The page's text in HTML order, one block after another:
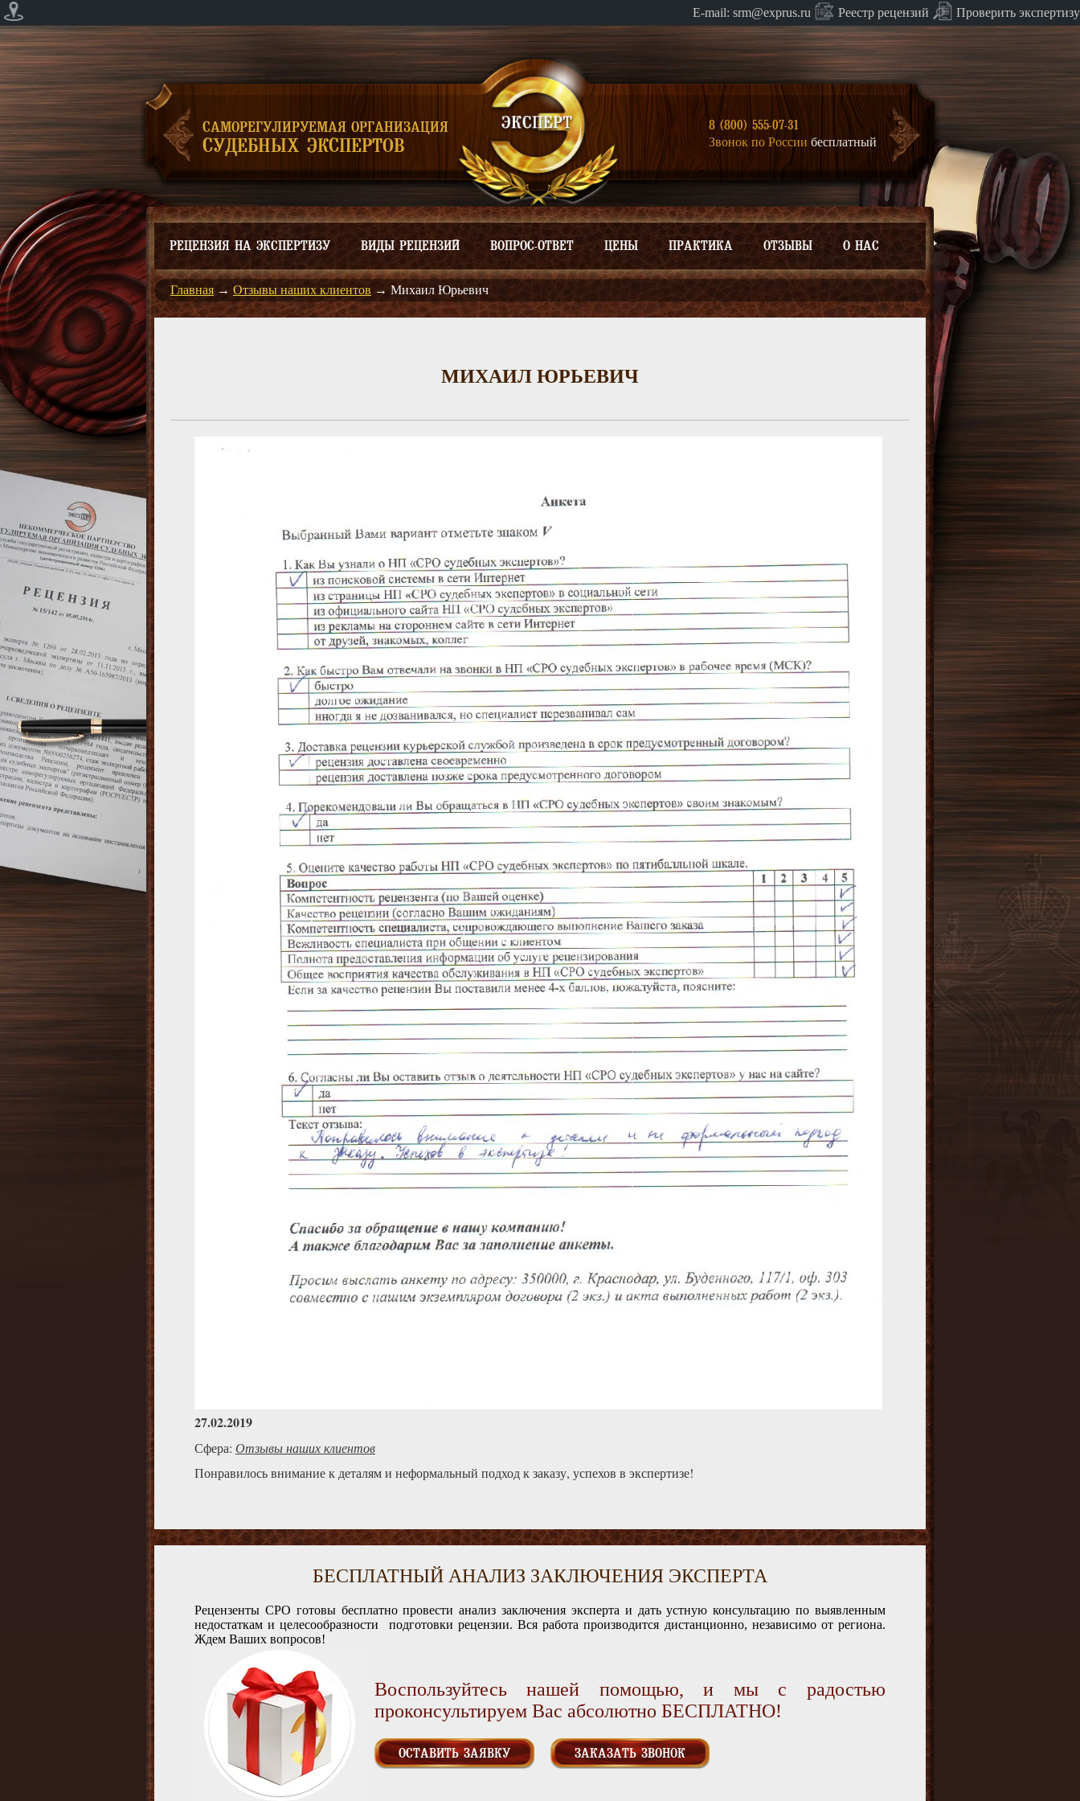
E-mail: srm@exprus.ru Реестр рецензий Проверить экспертизу
САМОРЕГУЛИРУЕМАЯ ОРГАНИЗАЦИЯ
СУДЕБНЫХ ЭКСПЕРТОВ
8 (800) 555-07-31
Звонок по России бесплатный
РЕЦЕНЗИЯ НА ЭКСПЕРТИЗУ ВИДЫ РЕЦЕНЗИЙ ВОПРОС-ОТВЕТ ЦЕНЫ ПРАКТИКА ОТЗЫВЫ О НАС
Главная → Отзывы наших клиентов → Михаил Юрьевич
МИХАИЛ ЮРЬЕВИЧ
27.02.2019
Сфера: Отзывы наших клиентов
Понравилось внимание к деталям и неформальный подход к заказу, успехов в экспертизе!
БЕСПЛАТНЫЙ АНАЛИЗ ЗАКЛЮЧЕНИЯ ЭКСПЕРТА
Рецензенты СРО готовы бесплатно провести анализ заключения эксперта и дать устную консультацию по выявленным
недостаткам и целесообразности подготовки рецензии. Вся работа производится дистанционно, независимо от региона.
Ждем Ваших вопросов!
Воспользуйтесь нашей помощью, и мы с радостью
проконсультируем Вас абсолютно БЕСПЛАТНО!
ОСТАВИТЬ ЗАЯВКУ ЗАКАЗАТЬ ЗВОНОК